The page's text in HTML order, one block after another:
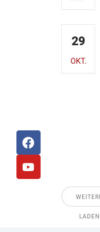
F
a
c
e
Y
o
u
t
29
OKT.
LADEN